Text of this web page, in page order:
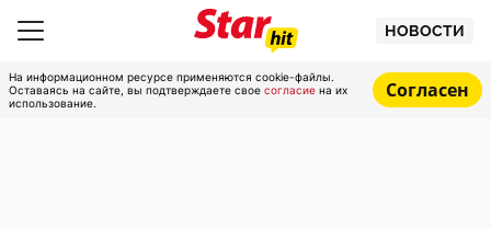
НОВОСТИ
На информационном ресурсе применяются cookie-файлы.
Оставаясь на сайте, вы подтверждаете свое согласие на их
использование.
Согласен